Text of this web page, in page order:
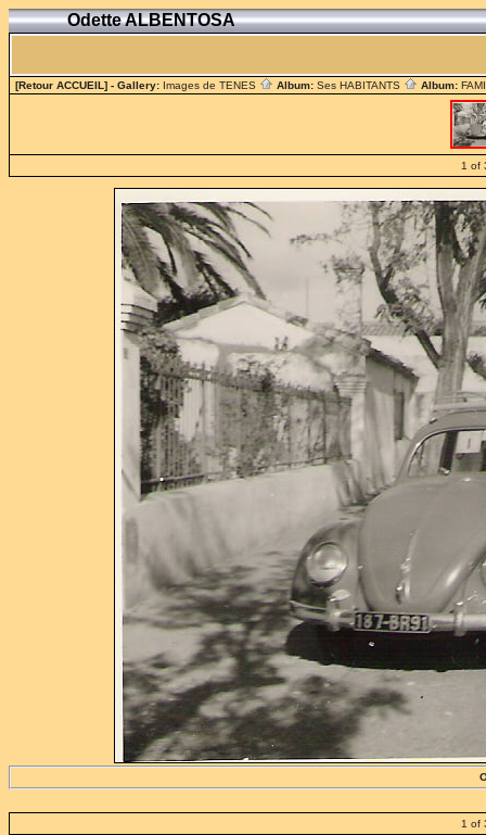
Odette ALBENTOSA
[Retour ACCUEIL] - Gallery: Images de TENES Album: Ses HABITANTS Album:
1 of
1 of